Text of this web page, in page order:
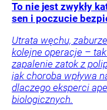
To nie jest zwykły
sen i poczucie
Utrata węchu,
kolejne operacje –
zapalenie zatok z
jak choroba wpływa
dlaczego eksperci
biologicznych.